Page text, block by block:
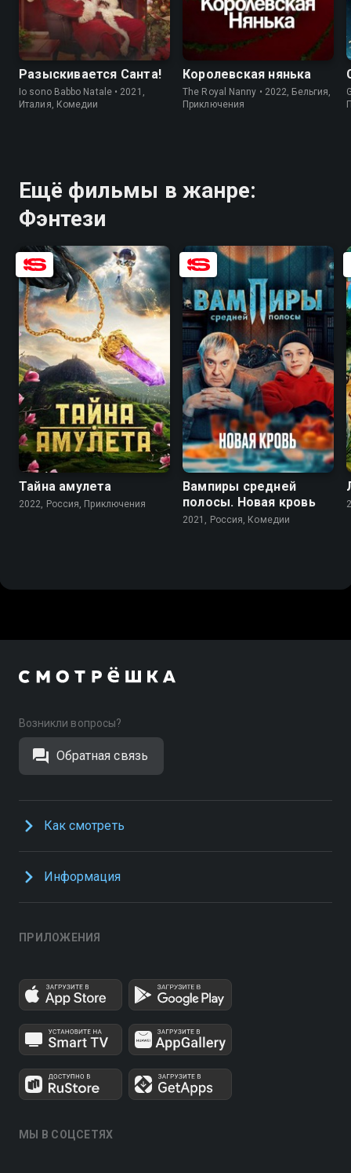
6.2
Разыскивается Санта!
Io sono Babbo Natale • 2021,
Италия, Комедии
6.8
Королевская нянька
The Royal Nanny • 2022, Бельгия,
Приключения
Ещё фильмы в жанре:
Фэнтези
6.3 3.9
Тайна амулета
2022, Россия, Приключения
Вампиры средней
полосы. Новая кровь
2021, Россия, Комедии
Возникли вопросы?
Обратная связь
Как смотреть
Информация
ПРИЛОЖЕНИЯ
МЫ В СОЦСЕТЯХ